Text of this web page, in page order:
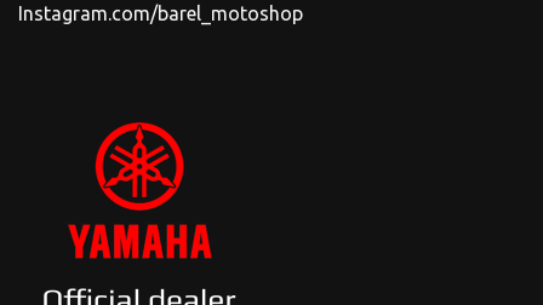
Instagram.com/barel_motoshop